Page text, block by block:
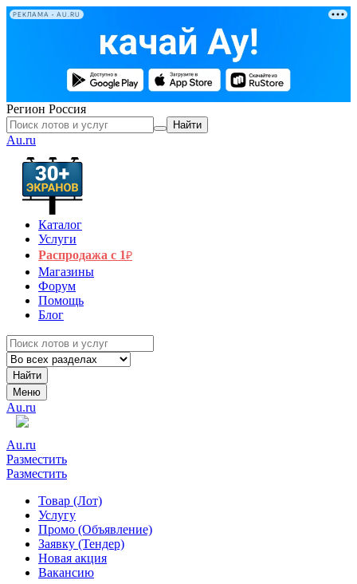
РЕКЛАМА • AU.RU
Регион Россия
Найти
Au.ru
Каталог
Услуги
Распродажа с 1₽
Магазины
Форум
Помощь
Блог
Найти
Меню
Au.ru
Au.ru
Разместить
Разместить
Товар (Лот)
Услугу
Промо (Объявление)
Заявку (Тендер)
Новая акция
Вакансию